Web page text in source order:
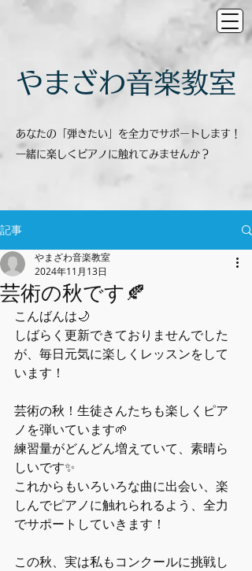
​やまざわ音楽教室
あなたの「弾きたい」を全力でサポートします！
一緒に楽しくピアノに触れてみませんか？
記事
芸術の秋です🍂
やまざわ音楽教室
2024年11月13日
こんばんは🌙
しばらく更新できておりませんでした
が、毎日元気に楽しくレッスンをして
います！
芸術の秋！生徒さんたちも楽しくピア
ノを弾いています🌱
練習量がどんどん増えていて、素晴ら
しいです✨
これからもいろいろな曲に出会い、楽
しんでピアノに触れられるよう、全力
でサポートしていきます！
この秋、実は私もコンクールに挑戦し